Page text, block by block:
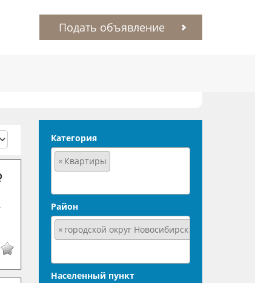
Подать объявление
Категория
× Квартиры
Район
× городской округ Новосибирск
Населенный пункт